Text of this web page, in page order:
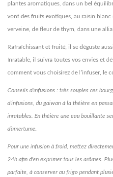
plantes aromatiques, dans un bel
vont des fruits exotiques, au raisin blanc
verveine, de fleur de thym, dans une
Rafraîchissant et fruité, il se déguste
Inratable, il suivra toutes vos envies et
comment vous choisirez de l’infuser, le
Conseils d'infusions : très souples ces
d'infusions, du gaiwan à la théière en
inratables. En théière une eau bouillante
d’amertume.
Pour une infusion à froid, mettez
24h afin d'en exprimer tous les arômes.
parfaite, à conserver au frigo pendant